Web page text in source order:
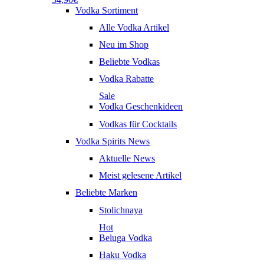
Vodka Sortiment
Alle Vodka Artikel
Neu im Shop
Beliebte Vodkas
Vodka Rabatte
Sale
Vodka Geschenkideen
Vodkas für Cocktails
Vodka Spirits News
Aktuelle News
Meist gelesene Artikel
Beliebte Marken
Stolichnaya
Hot
Beluga Vodka
Haku Vodka